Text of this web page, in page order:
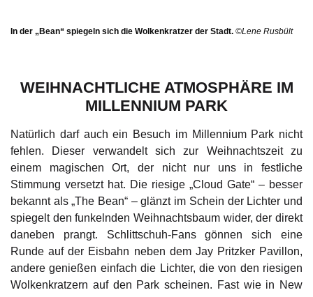
In der „Bean“ spiegeln sich die Wolkenkratzer der Stadt. ©Lene Rusbült
WEIHNACHTLICHE ATMOSPHÄRE IM
MILLENNIUM PARK
Natürlich darf auch ein Besuch im Millennium Park nicht
fehlen. Dieser verwandelt sich zur Weihnachtszeit zu
einem magischen Ort, der nicht nur uns in festliche
Stimmung versetzt hat. Die riesige „Cloud Gate“ – besser
bekannt als „The Bean“ – glänzt im Schein der Lichter und
spiegelt den funkelnden Weihnachtsbaum wider, der direkt
daneben prangt. Schlittschuh-Fans gönnen sich eine
Runde auf der Eisbahn neben dem Jay Pritzker Pavillon,
andere genießen einfach die Lichter, die von den riesigen
Wolkenkratzern auf den Park scheinen. Fast wie in New